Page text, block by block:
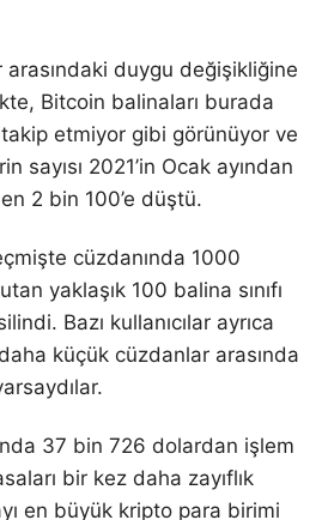
arasındaki duygu değişikliğine
Bitcoin balinaları burada
etmiyor gibi görünüyor ve
sayısı 2021’in Ocak ayından
2 bin 100’e düştü.
cüzdanında 1000
yaklaşık 100 balina sınıfı
Bazı kullanıcılar ayrıca
küçük cüzdanlar arasında
37 bin 726 dolardan işlem
bir kez daha zayıflık
en büyük kripto para birimi